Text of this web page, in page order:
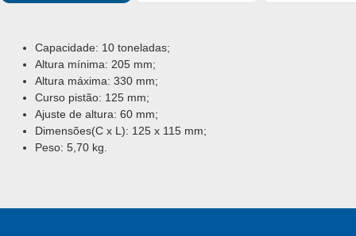
Capacidade: 10 toneladas;
Altura mínima: 205 mm;
Altura máxima: 330 mm;
Curso pistão: 125 mm;
Ajuste de altura: 60 mm;
Dimensões(C x L): 125 x 115 mm;
Peso: 5,70 kg.